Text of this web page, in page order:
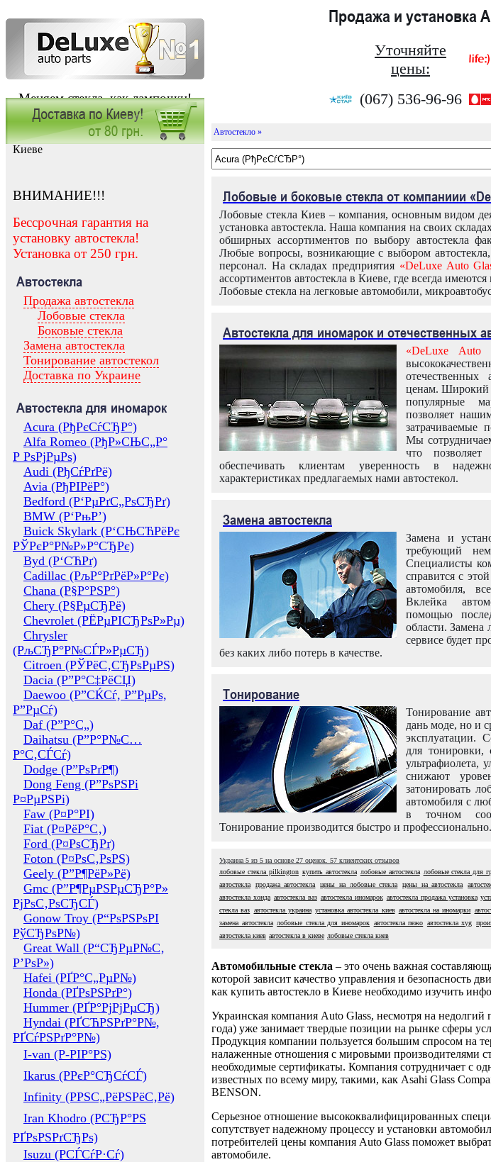
Меняем стекла, как лампочки!
Продажа и установка
Уточняйте
цены:
(067) 536-96-96
Заказать установку автостекла в
Киеве
ВНИМАНИЕ!!!
Бессрочная гарантия на
установку автостекла!
Установка от 250 грн.
Автостекла
Продажа автостекла
Лобовые стекла
Боковые стекла
Замена автостекла
Тонирование автостекол
Доставка по Украине
Автостекла для иномарок
Acura (РђРєСѓСЂР°)
Alfa Romeo (РђР»СЊС„Р°
Р РѕРјРµРѕ)
Audi (РђСѓРґРё)
Avia (РђРІРёР°)
Bedford (Р‘РµРґС„РѕСЂРґ)
BMW (Р‘РњР’)
Buick Skylark (Р‘СЊСЋРёРє
РЎРєР°Р№Р»Р°СЂРє)
Byd (Р‘СЋРґ)
Cadillac (РљР°РґРёР»Р°Рє)
Chana (Р§Р°РЅР°)
Chery (Р§РµСЂРё)
Chevrolet (РЁРµРІСЂРѕР»Рµ)
Chrysler
(РљСЂР°Р№СЃР»РµСЂ)
Citroen (РЎРёС‚СЂРѕРµРЅ)
Dacia (Р”Р°С‡РёСЏ)
Daewoo (Р”СЌСѓ, Р”РµРѕ,
Р”РµСѓ)
Daf (Р”Р°С„)
Daihatsu (Р”Р°Р№С…
Р°С‚СЃСѓ)
Dodge (Р”РѕРґР¶)
Dong Feng (Р”РѕРЅРі
Р¤РµРЅРі)
Faw (Р¤Р°РІ)
Fiat (Р¤РёР°С‚)
Ford (Р¤РѕСЂРґ)
Foton (Р¤РѕС‚РѕРЅ)
Geely (Р”Р¶РёР»Рё)
Gmc (Р”Р¶РµРЅРµСЂР°Р»
РјРѕС‚РѕСЂСЃ)
Gonow Troy (Р“РѕРЅРѕРІ
РўСЂРѕР№)
Great Wall (Р“СЂРµР№С‚
Р’РѕР»)
Hafei (РҐР°С„РµР№)
Honda (РҐРѕРЅРґР°)
Hummer (РҐР°РјРјРµСЂ)
Hyndai (РҐСЋРЅРґР°Р№,
РҐСѓРЅРґР°Р№)
I-van (Р-РІР°РЅ)
Ikarus (РРєР°СЂСѓСЃ)
Infinity (РРЅС„РёРЅРёС‚Рё)
Iran Khodro (РСЂР°РЅ
РҐРѕРЅРґСЂРѕ)
Isuzu (РСЃСѓР·Сѓ)
Автостекло »
Лобовые и боковые стекла от компаниии
Лобовые стекла Киев – компания, основным видом
установка автостекла. Наша компания на своих
обширных ассортиментов по выбору автостекла
Любые вопросы, возникающие с выбором
персонал. На складах предприятия «DeLuxe Auto
ассортиментов автостекла в Киеве, где всегда
Лобовые стекла на легковые автомобили,
Автостекла для иномарок и отечественных
«DeLuxe Auto
ценам. Широкий
популярные
позволяет
затрачиваемые
Мы
что
обеспечивать клиентам уверенность в
характеристиках предлагаемых нами автостекол.
Замена автостекла
Замена и
требующий
Специалисты
справится с
автомобиля,
Вклейка
помощью
области. Замена
сервисе будет
без каких либо потерь в качестве.
Тонирование
Тонирование
дань моде, но и
эксплуатации.
для тонировки,
ультрафиолета,
снижают
затонировать
автомобиля с
в точном
Тонирование производится быстро и профессионально.
Украина 5 из 5 на основе 27 оценок. 57 клиентских отзывов
лобовые стекла pilkington купить автостекла лобовые автостекла лобовые стекла для
автостекла
продажа автостекла цены на лобовые стекла цены на автостекла
автостекла хонда автостекла ваз автостекла иномарок автостекла продажа установка
стекла ваз автостекла украина установка автостекла киев автостекла на иномарки
замена автостекла лобовые стекла для иномарок автостекла пежо автостекла xyg
автостекла киев автостекла в киеве лобовые стекла киев
Автомобильные стекла – это очень важная
которой зависит качество управления и безопасность
как купить автостекло в Киеве необходимо изучить
Украинская компания Auto Glass, несмотря на недолгий
года) уже занимает твердые позиции на рынке сферы
Продукция компании пользуется большим спросом на
налаженные отношения с мировыми производителями
необходимые сертификаты. Компания сотрудничает с
известных по всему миру, такими, как Asahi Glass
BENSON.
Серьезное отношение высококвалифицированных
сопутствует надежному процессу и установки
потребителей цены компания Auto Glass поможет
автомобиле.